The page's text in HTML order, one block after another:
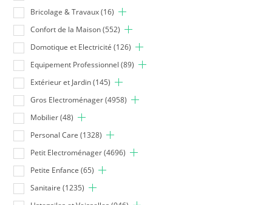
Bricolage & Travaux (16)
Confort de la Maison (552)
Domotique et Electricité (126)
Equipement Professionnel (89)
Extérieur et Jardin (145)
Gros Electroménager (4958)
Mobilier (48)
Personal Care (1328)
Petit Electroménager (4696)
Petite Enfance (65)
Sanitaire (1235)